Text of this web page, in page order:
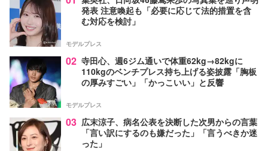
発表 注意喚起も「必要に応じて法的措置を含
む対応を検討」
モデルプレス
02 寺田心、週6ジム通いで体重62kg→82kgに
110kgのベンチプレス持ち上げる姿披露「胸板
の厚みすごい」「かっこいい」と反響
モデルプレス
03 広末涼子、病名公表を決断した次男からの言葉
「言い訳にするのも嫌だった」「言うべきか迷
った」